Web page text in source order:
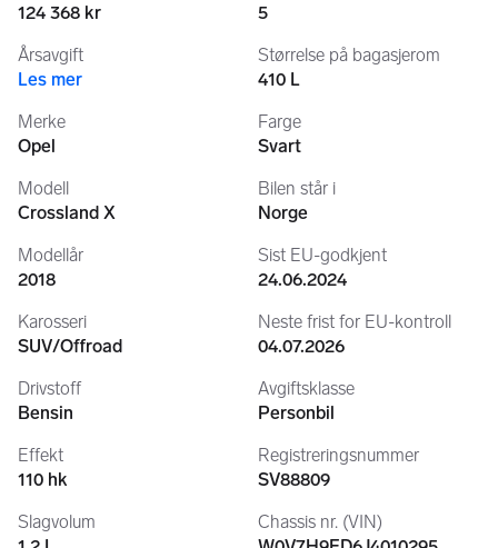
Våre bruktbilselgere:
Ken André Alnes - 951 92 301 -
GARANTI:
FORSIKRING:
samarbeidspartner Enter Forsikring. (Inklusiv motor- og
drivverkdekning, leiebil og veihjelp).
FINANSIERING:
Gunstig finansiering fra 0,- kr kontant både kjøp og leasing
finner den løsningen som passer best for deg.
Consumer Bank AS, kan du tegne Santander Utvidet Garanti
124 368 kr
Årsavgift
Les mer
Merke
Opel
Modell
Crossland X
Modellår
2018
Karosseri
SUV/Offroad
Drivstoff
Bensin
Effekt
110 hk
Slagvolum
5
Størrelse på bagasjerom
410 L
Farge
Svart
Bilen står i
Norge
Sist EU-godkjent
24.06.2024
Neste frist for EU-kontroll
04.07.2026
Avgiftsklasse
Personbil
Registreringsnummer
SV88809
Chassis nr. (VIN)